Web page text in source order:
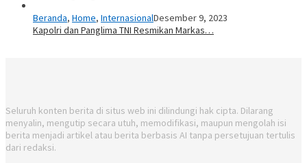
Beranda, Home, InternasionalDesember 9, 2023
Kapolri dan Panglima TNI Resmikan Markas…
Seluruh konten berita di situs web ini dilindungi hak cipta. Dilarang
menyalin, mengutip secara utuh, memodifikasi, maupun mengolah isi
berita menjadi artikel atau berita berbasis AI tanpa persetujuan tertulis
dari redaksi.